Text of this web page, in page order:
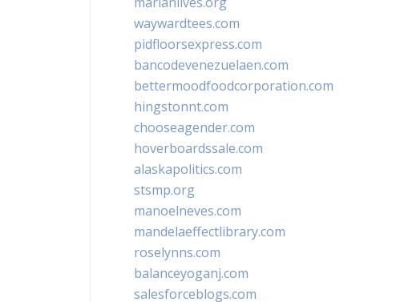
waywardtees.com
pidfloorsexpress.com
bancodevenezuelaen.com
bettermoodfoodcorporation.com
hingstonnt.com
chooseagender.com
hoverboardssale.com
alaskapolitics.com
stsmp.org
manoelneves.com
mandelaeffectlibrary.com
roselynns.com
balanceyoganj.com
salesforceblogs.com